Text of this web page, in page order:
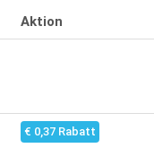
Aktion
€ 0,37 Rabatt